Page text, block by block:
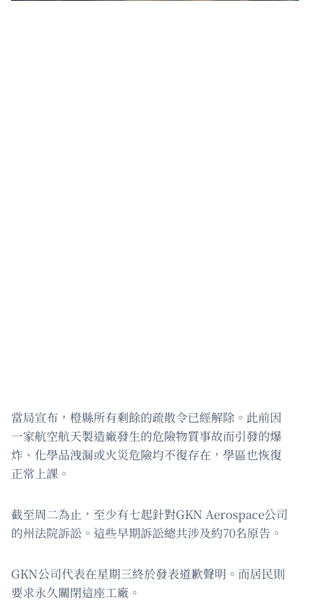
當局宣布，橙縣所有剩餘的疏散令已經解除。此前因
一家航空航天製造廠發生的危險物質事故而引發的爆
炸、化學品洩漏或火災危險均不復存在，學區也恢復
正常上課。
截至周二為止，至少有七起針對GKN Aerospace公司
的州法院訴訟。這些早期訴訟總共涉及約70名原告。
GKN公司代表在星期三終於發表道歉聲明。而居民則
要求永久關閉這座工廠。